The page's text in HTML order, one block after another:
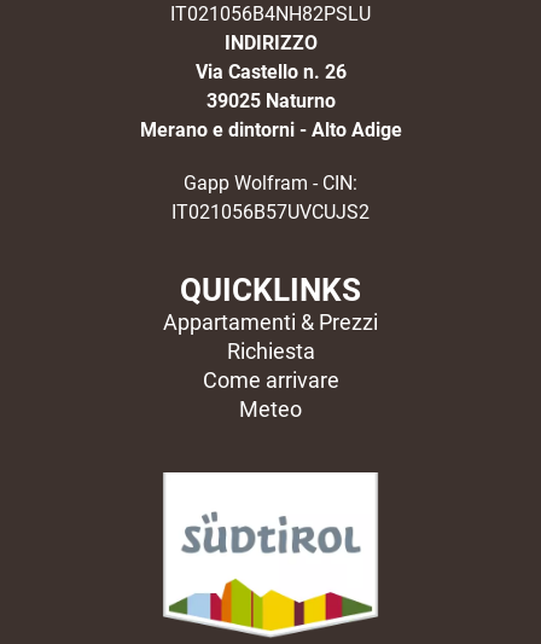
IT021056B4NH82PSLU
INDIRIZZO
Via Castello n. 26
39025 Naturno
Merano e dintorni - Alto Adige
Gapp Wolfram - CIN:
IT021056B57UVCUJS2
QUICKLINKS
Appartamenti & Prezzi
Richiesta
Come arrivare
Meteo